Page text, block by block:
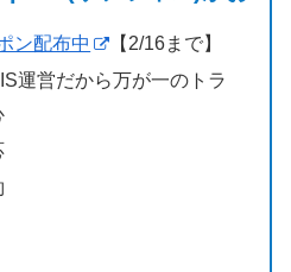
ン配布中
【2/16まで】
運営だから万が一のトラ